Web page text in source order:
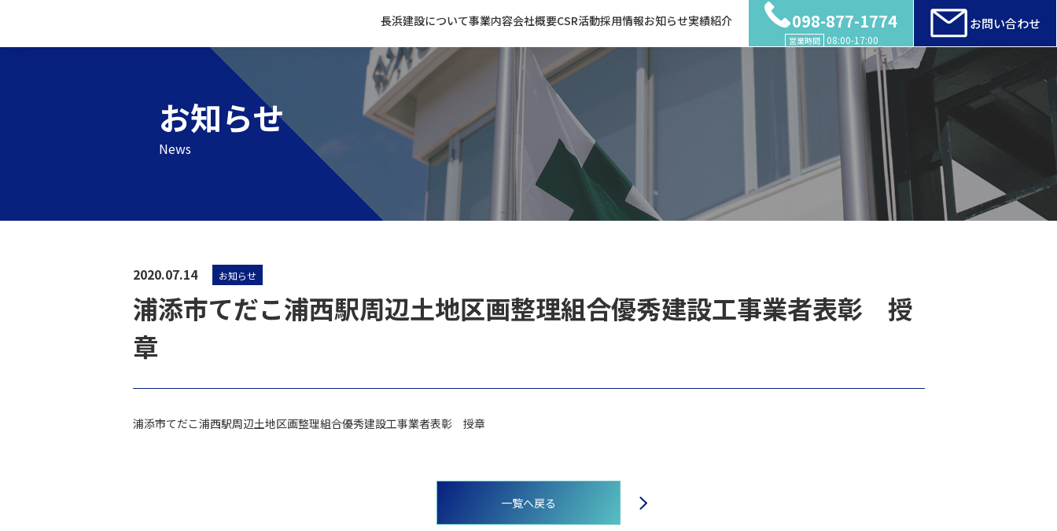
長浜建設について事業内容会社概要CSR活動採用情報お知らせ実績紹介 098-877-1774
営業時間 08:00-17:00
お問い合わせ
お知らせ
News
浦添市てだこ浦西駅周辺土地区画整理組合優秀建設工事業者表彰 授
章
2020.07.14 お知らせ
浦添市てだこ浦西駅周辺土地区画整理組合優秀建設工事業者表彰 授章
一覧へ戻る